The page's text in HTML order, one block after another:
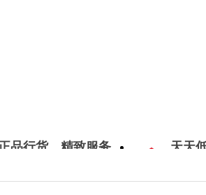
品行货，精致服务 天天